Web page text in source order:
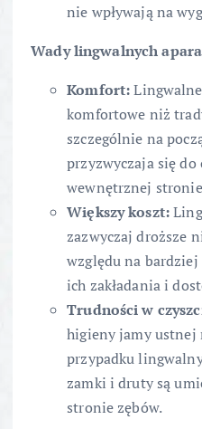
nie wpływają na
Wady lingwalnych
Komfort:
komfortowe niż
szczególnie na
przyzwyczaja się
wewnętrznej
Większy koszt:
zazwyczaj droższe
względu na
ich zakładania i
Trudności w
higieny jamy ustnej
przypadku
zamki i druty są
stronie zębów.